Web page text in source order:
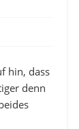
hin, dass
denn